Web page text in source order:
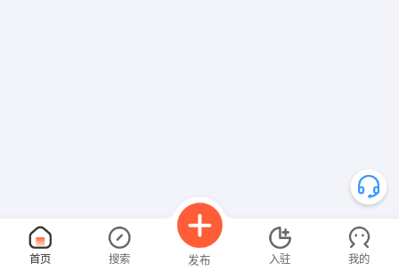
首页 搜索 发布 入驻 我的